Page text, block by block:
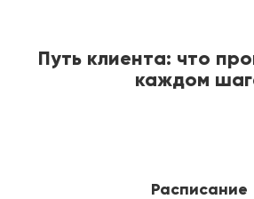
Путь клиента: что
каждом
Расписание